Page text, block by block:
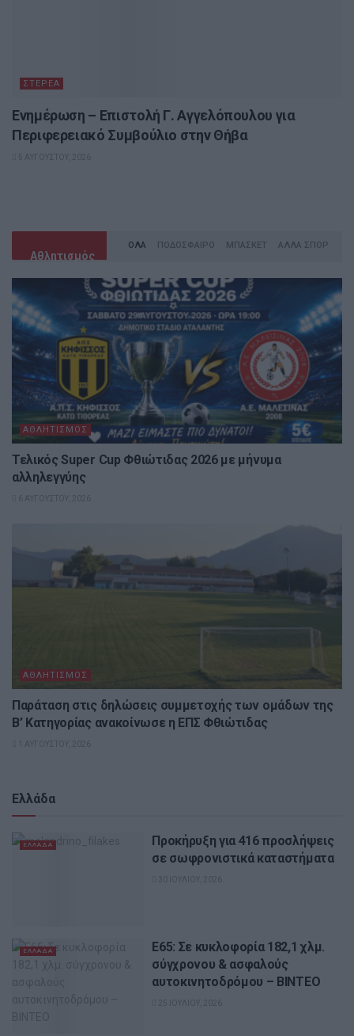
ΣΤΕΡΕΆ
Ενημέρωση – Επιστολή Γ. Αγγελόπουλου για
Περιφερειακό Συμβούλιο στην Θήβα
5 ΑΥΓΟΎΣΤΟΥ, 2026
Αθλητισμός
ΟΛΑ ΠΟΔΌΣΦΑΙΡΟ ΜΠΆΣΚΕΤ ΆΛΛΑ ΣΠΟΡ
ΑΘΛΗΤΙΣΜΌΣ
Τελικός Super Cup Φθιώτιδας 2026 με μήνυμα
αλληλεγγύης
6 ΑΥΓΟΎΣΤΟΥ, 2026
ΑΘΛΗΤΙΣΜΌΣ
Παράταση στις δηλώσεις συμμετοχής των ομάδων της
Β’ Κατηγορίας ανακοίνωσε η ΕΠΣ Φθιώτιδας
1 ΑΥΓΟΎΣΤΟΥ, 2026
Ελλάδα
ΕΛΛΆΔΑ
Προκήρυξη για 416 προσλήψεις
σε σωφρονιστικά καταστήματα
30 ΙΟΥΛΊΟΥ, 2026
ΕΛΛΆΔΑ
Ε65: Σε κυκλοφορία 182,1 χλμ.
σύγχρονου & ασφαλούς
αυτοκινητοδρόμου – ΒΙΝΤΕΟ
25 ΙΟΥΛΊΟΥ, 2026